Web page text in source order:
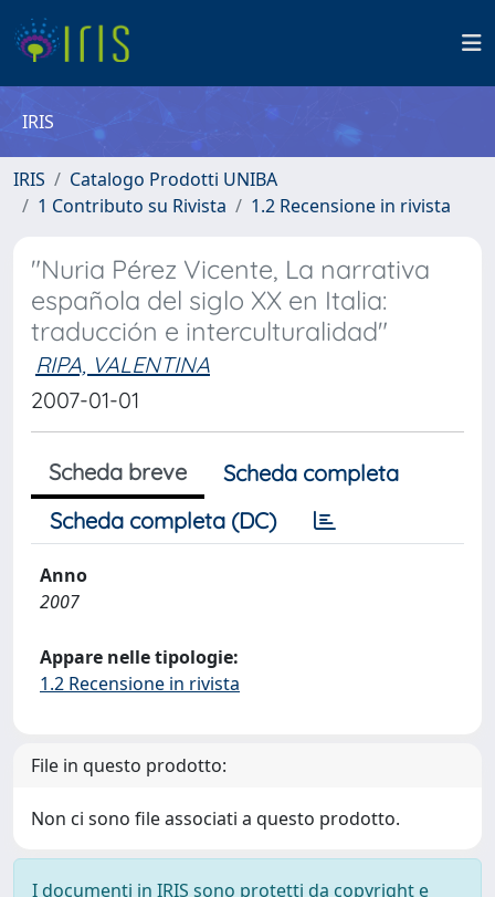
IRIS
IRIS
Catalogo Prodotti UNIBA
1 Contributo su Rivista
1.2 Recensione in rivista
"Nuria Pérez Vicente, La narrativa
española del siglo XX en Italia:
traducción e interculturalidad"
RIPA, VALENTINA
2007-01-01
Scheda breve
Scheda completa
Scheda completa (DC)
Anno
2007
Appare nelle tipologie:
1.2 Recensione in rivista
File in questo prodotto:
Non ci sono file associati a questo prodotto.
I documenti in IRIS sono protetti da copyright e